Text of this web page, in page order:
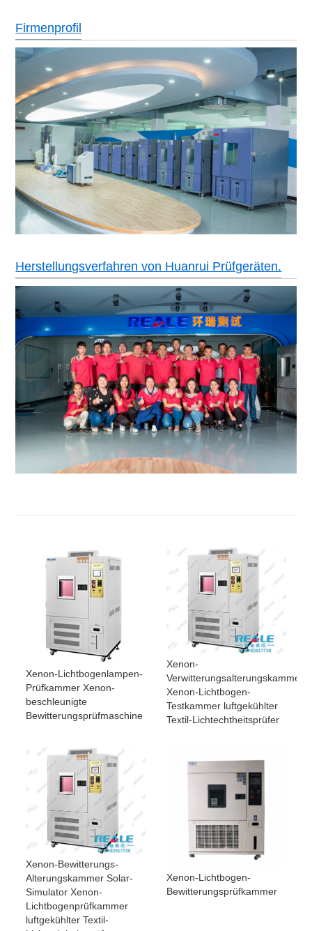
Firmenprofil
Herstellungsverfahren von Huanrui Prüfgeräten.
Xenon-Lichtbogenlampen-
Prüfkammer Xenon-
beschleunigte
Bewitterungsprüfmaschine
Xenon-
Verwitterungsalterungskammer
Xenon-Lichtbogen-
Testkammer luftgekühlter
Textil-Lichtechtheitsprüfer
Xenon-Bewitterungs-
Alterungskammer Solar-
Simulator Xenon-
Lichtbogenprüfkammer
luftgekühlter Textil-
Xenon-Lichtbogen-
Bewitterungsprüfkammer